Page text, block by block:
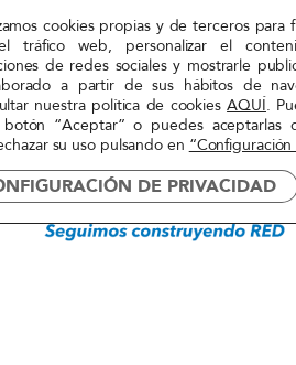
Red
Acoge
»¡Yo Elijo Ser Humano!
Humano!
campaña para exigir al nuevo
La ONG apela a toda la
que afecta a más de 800.000
ha realizado una simulación en una
cookies propias y de terceros para
tráfico web, personalizar el
de redes sociales y mostrarle
a partir de sus hábitos de
nuestra política de cookiesAQUÍ.
“Aceptar” o puedes aceptarlas
su uso pulsando en
DE PRIVACIDAD